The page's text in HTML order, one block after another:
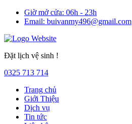
Giờ mở cửa: 06h - 23h
Email: buivanmy496@gmail.com
Đặt lịch vệ sinh !
0325 713 714
Trang chủ
Giới Thiệu
Dịch vụ
Tin tức